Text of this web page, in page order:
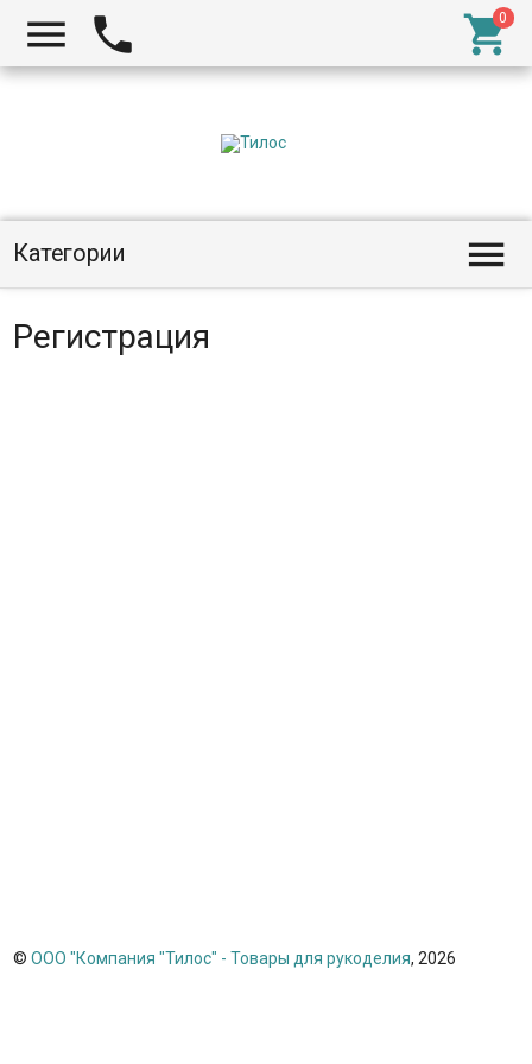
  
Категории 
Регистрация
© ООО "Компания "Тилос" - Товары для рукоделия, 2026